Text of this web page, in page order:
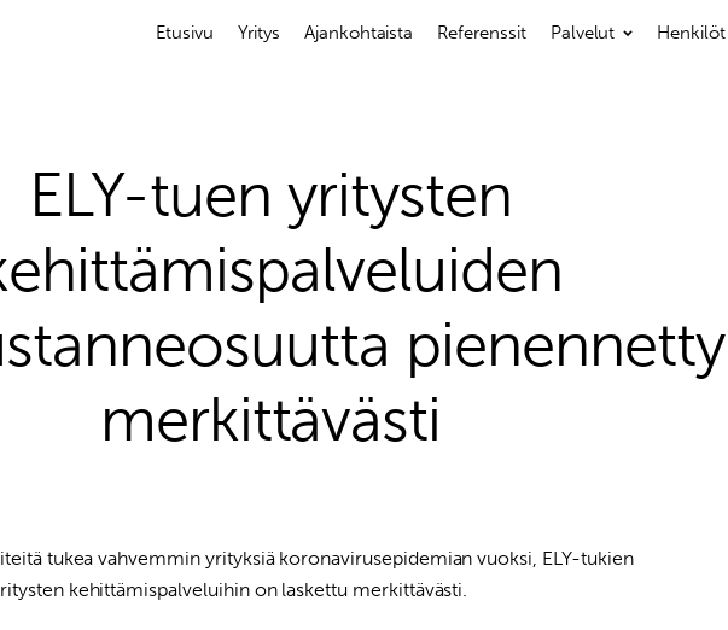
Etusivu Yritys Ajankohtaista Referenssit Palvelut Henkilöt
ELY-tuen yritysten
pienennetty
merkittävästi
tukea vahvemmin yrityksiä koronavirusepidemian vuoksi, ELY-tukien
kehittämispalveluihin on laskettu merkittävästi.